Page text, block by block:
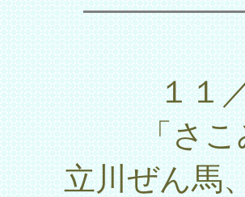
１１
「さ
立川ぜん馬